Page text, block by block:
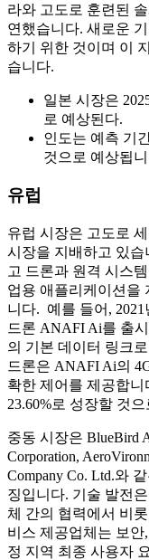
라와 고도로 훈련된
연했습니다. 새로운
하기 위한 것이며 이
습니다.
일본 시장은
로 예상된다.
인도는 예측 기
것으로 예상됩
유럽
유럽 ​​시장은 고도로
시장을 지배하고 있
고 드론과 원격 시스
업용 애플리케이션을
니다. 예를 들어, 2021
드론 ANAFI Ai를 출
의 기본 데이터 링크
드론은 ANAFI Ai의
확한 제어를 제공합
23.60%로 성장할 것
중동 시장은 BlueBird
Corporation,
Company Co. Ltd.와
징입니다. 기술 발전
체 간의 협력에서 비
비스 제공업체는 보
정 지역 최종 사용자